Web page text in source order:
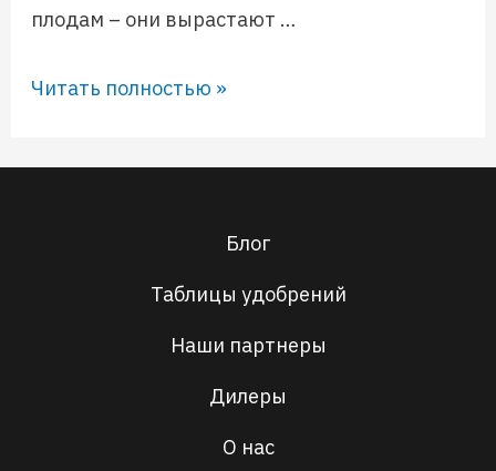
плодам – они вырастают …
Читать полностью »
Блог
Таблицы удобрений
Наши партнеры
Дилеры
О нас